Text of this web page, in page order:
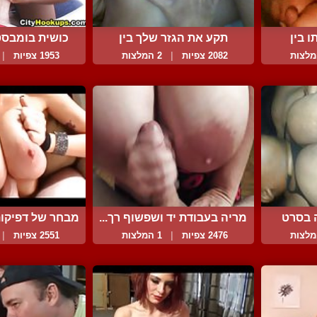
בין
תקע את הגזר שלך בין
האבט...
2082 צפיות 2 המלצות
כושית
לב...
1953 צפיות
בסרט
מריה בעבודת יד ושפשוף רך...
2476 צפיות 1 המלצות
מבחר של
2551 צפיות